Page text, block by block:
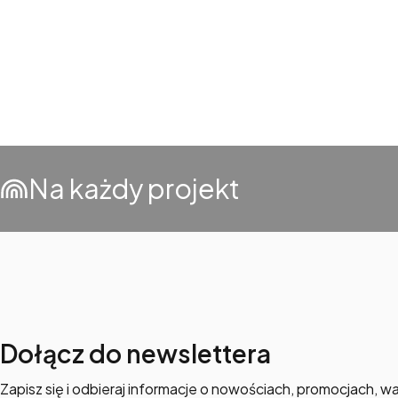
Na każdy projekt
Dołącz do newslettera
Zapisz się i odbieraj informacje o nowościach, promocjach,